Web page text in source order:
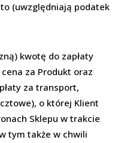
(uwzględniają podatek
kwotę do zapłaty
za Produkt oraz
za transport,
o której Klient
Sklepu w trakcie
tym także w chwili